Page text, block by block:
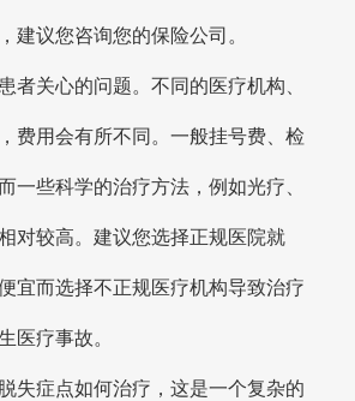
建议您咨询您的保险公司。
者关心的问题。不同的医疗机构、
费用会有所不同。一般挂号费、检
一些科学的治疗方法，例如光疗、
对较高。建议您选择正规医院就
宜而选择不正规医疗机构导致治疗
医疗事故。
失症点如何治疗，这是一个复杂的